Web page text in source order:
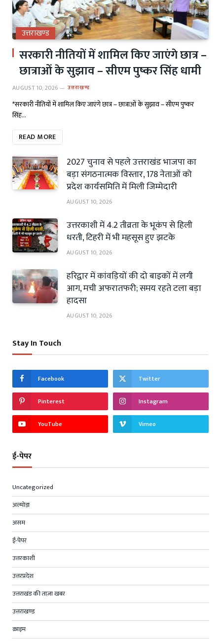
उत्तराखण्ड
सरकारी नीतियों में शामिल किए जाएंगे छात्र –
छात्राओं के सुझाव – सीएम पुष्कर सिंह धामी
AUGUST 10, 2026 उत्तराखण्ड
*सरकारी नीतियों में शामिल किए जाएंगे छात्र – छात्राओं के सुझाव – सीएम पुष्कर
सिंह…
READ MORE
2027 चुनाव से पहले उत्तराखंड भाजपा का
बड़ा संगठनात्मक विस्तार, 178 नेताओं को
प्रदेश कार्यसमिति में मिली जिम्मेदारी
AUGUST 10, 2026
उत्तरकाशी में 4.2 तीव्रता के भूकंप से हिली
धरती, टिहरी में भी महसूस हुए झटके
AUGUST 10, 2026
हरिद्वार में कांवड़ियों की दो बाइकों में लगी
आग, मची अफरातफरी; समय रहते टला बड़ा
हादसा
AUGUST 10, 2026
Stay In Touch
Facebook Twitter
Pinterest Instagram
YouTube Vimeo
ई-पेपर
Uncategorized
अल्मोड़ा
असम
ई-पेपर
उत्तरकाशी
उत्तरप्रदेश
उत्तराखंड की ताज़ा खबर
उत्तराखण्ड
क्राइम